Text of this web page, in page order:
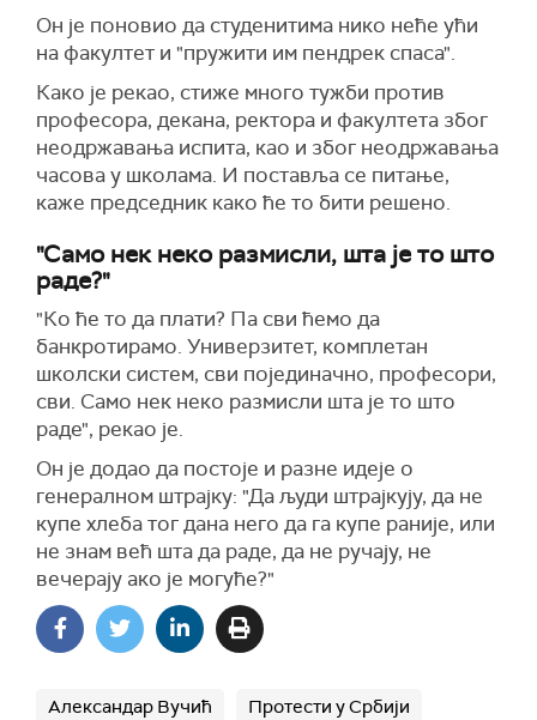
Он је поновио да студенитима нико неће ући
на факултет и "пружити им пендрек спаса".
Како је рекао, стиже много тужби против
професора, декана, ректора и факултета због
неодржавања испита, као и због неодржавања
часова у школама. И поставља се питање,
каже председник како ће то бити решено.
"Само нек неко размисли, шта је то што
раде?"
"Ко ће то да плати? Па сви ћемо да
банкротирамо. Универзитет, комплетан
школски систем, сви појединачно, професори,
сви. Само нек неко размисли шта је то што
раде", рекао је.
Он је додао да постоје и разне идеје о
генералном штрајку: "Да људи штрајкују, да не
купе хлеба тог дана него да га купе раније, или
не знам већ шта да раде, да не ручају, не
вечерају ако је могуће?"
Александар Вучић Протести у Србији